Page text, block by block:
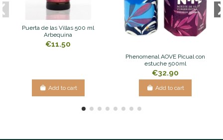
Puerta de las Villas 500 ml
Arbequina
€11.50
Add to cart
Phenomenal AOVE Picual con
estuche 500ml
€32.90
Add to cart